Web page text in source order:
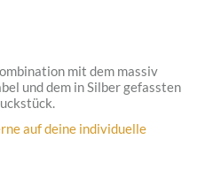
mit dem massiv
und dem in Silber gefassten
auf deine individuelle